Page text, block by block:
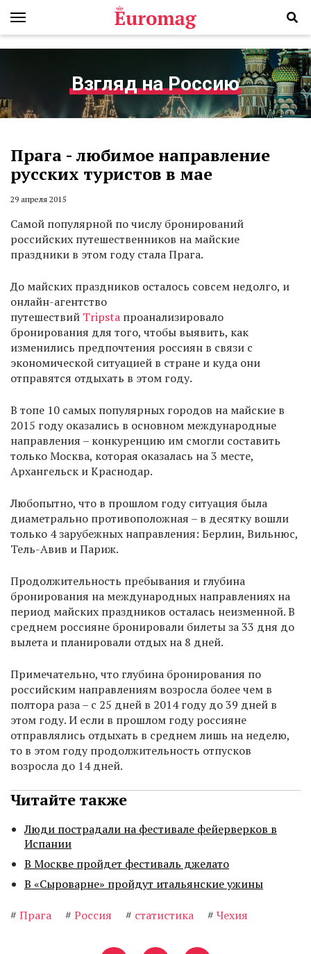
Взгляд на Россию
Прага - любимое направление
русских туристов в мае
29 апреля 2015
Самой популярной по числу бронирований
российских путешественников на майские
праздники в этом году стала Прага.
До майских праздников осталось совсем недолго, и
онлайн-агентство
путешествий Tripsta проанализировало
бронирования для того, чтобы выявить, как
изменились предпочтения россиян в связи с
экономической ситуацией в стране и куда они
отправятся отдыхать в этом году.
В топе 10 самых популярных городов на майские в
2015 году оказались в основном международные
направления – конкуренцию им смогли составить
только Москва, которая оказалась на 3 месте,
Архангельск и Краснодар.
Любопытно, что в прошлом году ситуация была
диаметрально противоположная – в десятку вошли
только 4 зарубежных направления: Берлин, Вильнюс,
Тель-Авив и Париж.
Продолжительность пребывания и глубина
бронирования на международных направлениях на
период майских праздников осталась неизменной. В
среднем россияне бронировали билеты за 33 дня до
вылета и планировали отдых на 8 дней.
Примечательно, что глубина бронирования по
российским направлениям возросла более чем в
полтора раза – с 25 дней в 2014 году до 39 дней в
этом году. И если в прошлом году россияне
отправлялись отдыхать в среднем лишь на неделю,
то в этом году продолжительность отпусков
возросла до 14 дней.
Читайте также
Люди пострадали на фестивале фейерверков в
Испании
В Москве пройдет фестиваль джелато
В «Сыроварне» пройдут итальянские ужины
# Прага # Россия # статистика # Чехия